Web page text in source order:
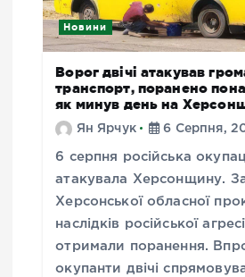
Новини
Ворог двічі атакував
транспорт, поранено
як минув день на
Ян Ярчук 6 Серпня,
6 серпня російська
атакувала Херсонщину.
Херсонської обласної
наслідків російської
отримали поранення.
окупанти двічі